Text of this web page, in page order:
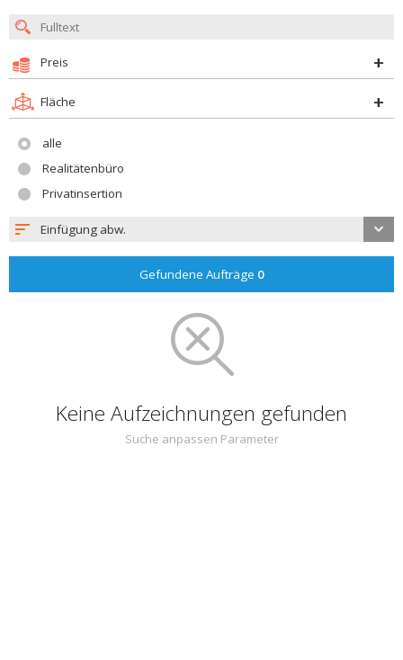
Preis
Fläche
alle
Realitätenbüro
Privatinsertion
Einfügung abw.
Gefundene Aufträge 0
Keine Aufzeichnungen gefunden
Suche anpassen Parameter